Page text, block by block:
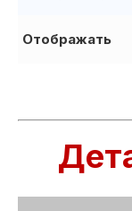
Отображать